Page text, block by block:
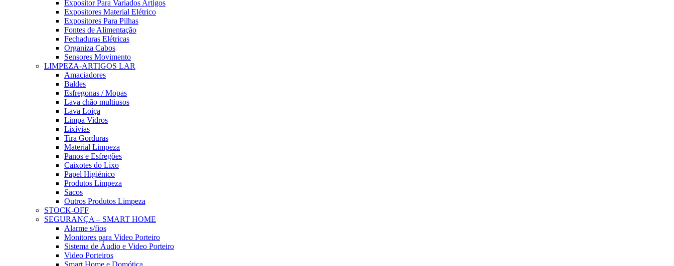
Expositor Para Variados Artigos
Expositores Material Elétrico
Expositores Para Pilhas
Fontes de Alimentação
Fechaduras Elétricas
Organiza Cabos
Sensores Movimento
LIMPEZA-ARTIGOS LAR
Amaciadores
Baldes
Esfregonas / Mopas
Lava chão multiusos
Lava Loiça
Limpa Vidros
Lixívias
Tira Gorduras
Material Limpeza
Panos e Esfregões
Caixotes do Lixo
Papel Higiénico
Produtos Limpeza
Sacos
Outros Produtos Limpeza
STOCK-OFF
SEGURANÇA – SMART HOME
Alarme s/fios
Monitores para Video Porteiro
Sistema de Áudio e Video Porteiro
Video Porteiros
Smart Home e Domótica